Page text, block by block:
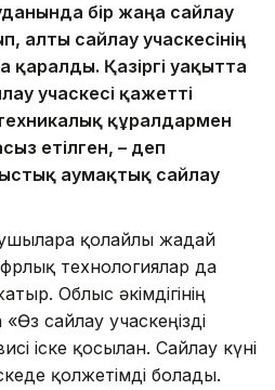
бір жаңа сайлау
алты сайлау учаскесінің
қаралды. Қазіргі уақытта
учаскесі қажетті
құралдармен
етілген, – деп
аумақтық сайлау
қолайлы жағдай
технологиялар да
Облыс әкімдігінің
сайлау учаскеңізді
іске қосылған. Сайлау күні
қолжетімді болады.